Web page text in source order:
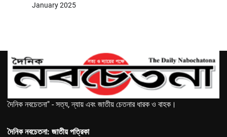
January 2025
দৈনিক নবচেতনা" - সত্য, ন্যায় এবং জাতীয় চেতনার ধারক ও বাহক।
দৈনিক নবচেতনা: জাতীয় পত্রিকা